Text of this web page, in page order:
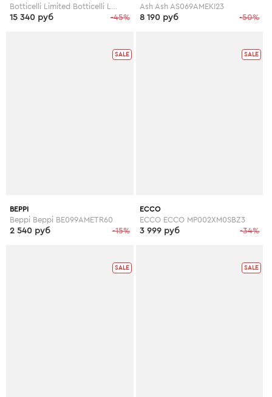
-45%
15 340 руб
Ash Ash AS069AMEKI23
-50%
8 190 руб
SALE
BEPPI
Beppi Beppi BE099AMETR60
-15%
2 540 руб
SALE
ECCO
ECCO ECCO MP002XM0SBZ3
-34%
3 999 руб
SALE SALE